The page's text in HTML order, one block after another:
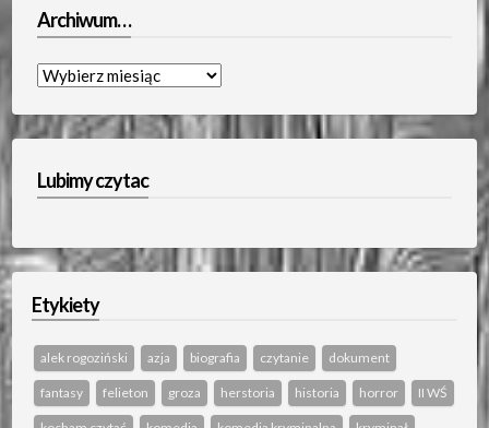
Archiwum…
Archiwum…
Lubimy czytac
Etykiety
alek rogoziński azja biografia czytanie dokument
fantasy felieton groza herstoria historia horror II WŚ